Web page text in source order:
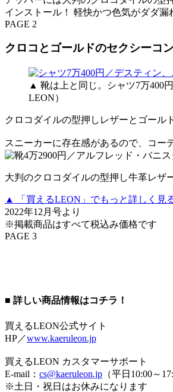
インストール！ 軽快かつ色気がダダ漏
PAGE 2
クロコとゴールドのセクシーコ
▲ 靴は上と同じ。シャツ7万400
LEON）
クロコダイルの型押しレザーとゴール
スニーカーに存在感があるので、コー
大判のクロコダイルの型押し牛革レザ
▲ 「買えるLEON」でもっと詳しく見
2022年12月号より
※掲載商品はすべて税込み価格です
PAGE 3
■ 詳しい商品情報はコチラ！
買えるLEON公式サイト
HP／www.kaeruleon.jp
買えるLEON カスタマーサポート
E-mail： cs@kaeruleon.jp （平日10:00～
※土日・祝日はお休みになります